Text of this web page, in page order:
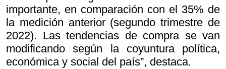
importante, en comparación con el 35% de
la medición anterior (segundo trimestre de
2022). Las tendencias de compra se van
modificando según la coyuntura política,
económica y social del país”, destaca.